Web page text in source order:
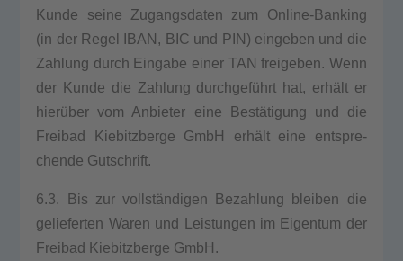
Kun­de sei­ne Zugangs­da­ten zum Online-Ban­king
(in der Regel IBAN, BIC und PIN) ein­ge­ben und die
Zah­lung durch Ein­ga­be einer TAN frei­ge­ben. Wenn
der Kun­de die Zah­lung durchgeführt hat, erhält er
hierüber vom Anbie­ter eine Bestätigung und die
Frei­bad Kie­bitz­ber­ge GmbH erhält eine ent­spre­
chen­de Gut­schrift.
6.3. Bis zur vollständigen Bezah­lung blei­ben die
gelie­fer­ten Waren und Leis­tun­gen im Eigen­tum der
Frei­bad Kie­bitz­ber­ge GmbH.